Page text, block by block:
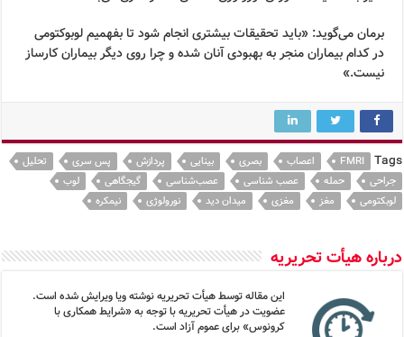
برمان می‌گوید: «باید تحقیقات بیشتری انجام شود تا بفهمیم لوبوکتومی
در کدام بیماران منجر به بهبودی آنان شده و چرا روی دیگر بیماران کارساز
نیست.»
Tags
FMRI اعصاب بصری بینایی پردازش پس سری
تحلیل
جراحی
حمله عصب شناسی عصب‌شناسی گیجگاهی
لوب
لوبکتومی
مغز مغزی میدان دید نورولوژی نیمکره
درباره هیأت تحریریه
این مقاله توسط هیأت تحریریه نوشته ویا ویرایش شده است.
عضویت در هیأت تحریریه با توجه به «شرایط همکاری با
کرونوس» برای عموم آزاد است.